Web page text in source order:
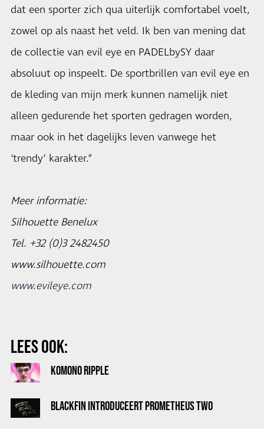
dat een sporter zich qua uiterlijk comfortabel voelt,
zowel op als naast het veld. Ik ben van mening dat
de collectie van evil eye en PADELbySY daar
absoluut op inspeelt. De sportbrillen van evil eye en
de kleding van mijn merk kunnen namelijk niet
alleen gedurende het sporten gedragen worden,
maar ook in het dagelijks leven vanwege het
‘trendy’ karakter.”
Meer informatie:
Silhouette Benelux
Tel. +32 (0)3 2482450
www.silhouette.com
www.evileye.com
LEES OOK:
KOMONO RIPPLE
BLACKFIN INTRODUCEERT PROMETHEUS TWO